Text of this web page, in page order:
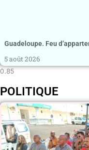
Guadeloupe. Feu
5 août 2026
POLITIQUE